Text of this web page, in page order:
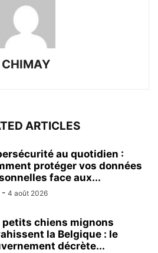
CHIMAY
ARTICLES
au quotidien :
protéger vos données
face aux...
- 4 août 2026
petits chiens mignons
la Belgique : le
décrète...